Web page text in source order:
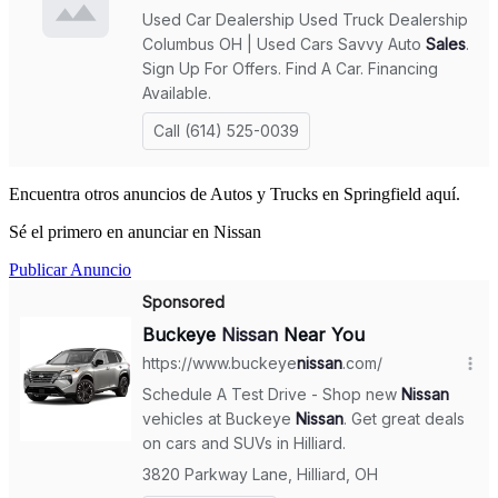
Encuentra otros anuncios de Autos y Trucks en Springfield aquí.
Sé el primero en anunciar en Nissan
Publicar Anuncio